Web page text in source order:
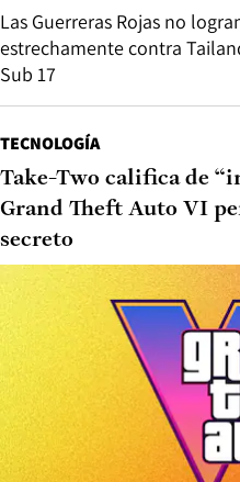
Las Guerreras Rojas no
estrechamente contra
Sub 17
TECNOLOGÍA
Take-Two califica de
Grand Theft Auto VI
secreto